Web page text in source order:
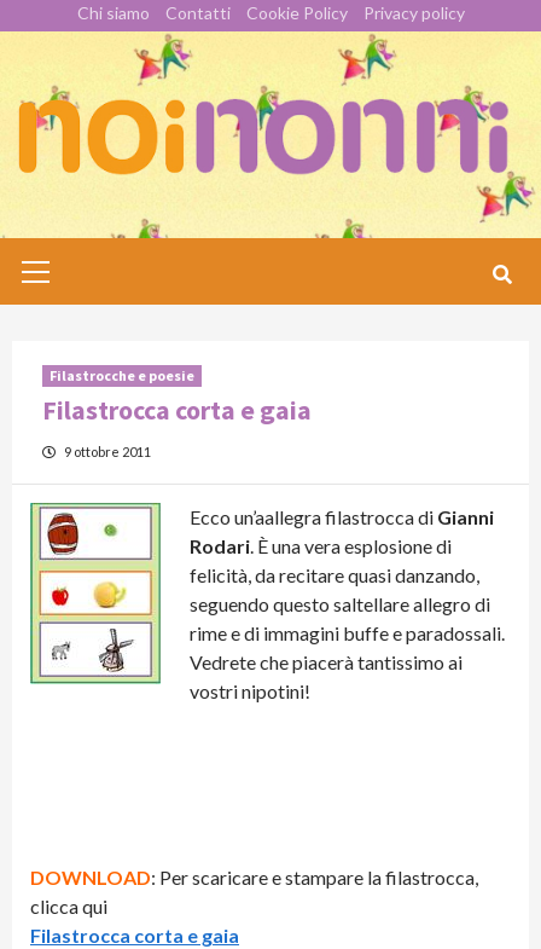
content
Chi siamo Contatti Cookie Policy Privacy policy
Menu
Filastrocche e poesie
Filastrocca corta e gaia
9 ottobre 2011
Ecco un’aallegra filastrocca di Gianni
Rodari. È una vera esplosione di
felicità, da recitare quasi danzando,
seguendo questo saltellare allegro di
rime e di immagini buffe e paradossali.
Vedrete che piacerà tantissimo ai
vostri nipotini!
DOWNLOAD: Per scaricare e stampare la filastrocca,
clicca qui
Filastrocca corta e gaia